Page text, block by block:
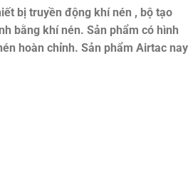
bị truyền động khí nén , bộ tạo
bằng khí nén. Sản phẩm có hình
hoàn chỉnh. Sản phẩm Airtac nay